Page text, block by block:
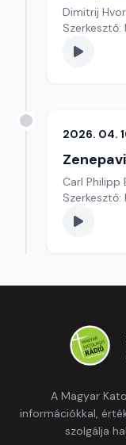
Dimitrij
2026. 04.
Carl Philipp
A Magyar
információkkal,
szolgálja